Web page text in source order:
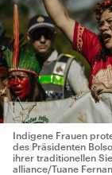
Indigene Frauen
des Präsidenten
ihrer traditionellen
alliance/Tuane